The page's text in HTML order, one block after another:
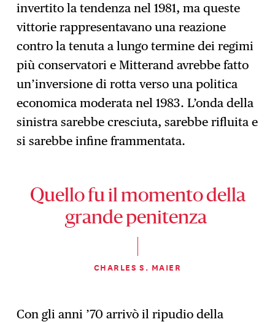
invertito la tendenza nel 1981, ma queste
vittorie rappresentavano una reazione
contro la tenuta a lungo termine dei regimi
più conservatori e Mitterand avrebbe fatto
un’inversione di rotta verso una politica
economica moderata nel 1983. L’onda della
sinistra sarebbe cresciuta, sarebbe rifluita e
si sarebbe infine frammentata.
Quello fu il momento della
grande penitenza
CHARLES S. MAIER
Con gli anni ’70 arrivò il ripudio della